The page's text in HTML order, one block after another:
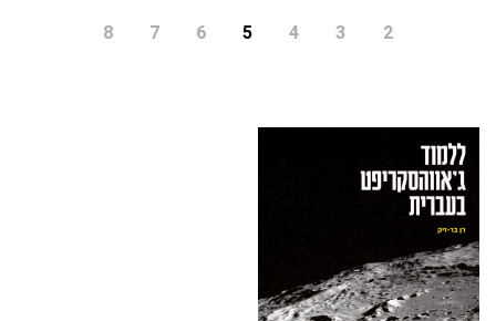
2
3
4
5
6
7
8